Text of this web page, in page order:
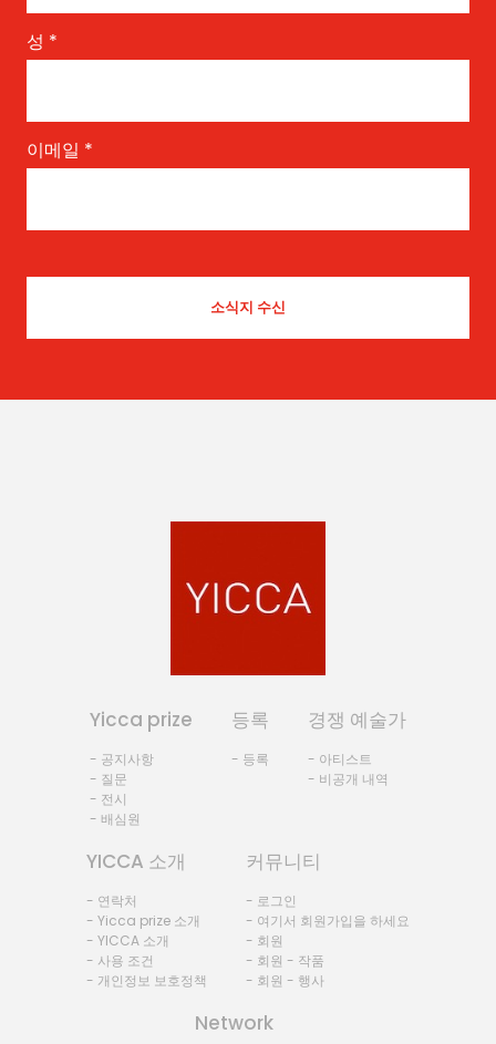
성 *
이메일 *
Yicca prize
- 공지사항
- 질문
- 전시
- 배심원
등록
- 등록
경쟁 예술가
- 아티스트
- 비공개 내역
YICCA 소개
- 연락처
- Yicca prize 소개
- YICCA 소개
- 사용 조건
- 개인정보 보호정책
커뮤니티
- 로그인
- 여기서 회원가입을 하세요
- 회원
- 회원 - 작품
- 회원 - 행사
Network